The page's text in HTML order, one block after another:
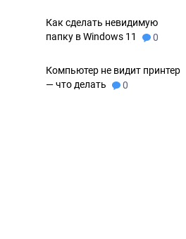
Как сделать невидимую
папку в Windows 11
0
Компьютер не видит принтер
— что делать
0